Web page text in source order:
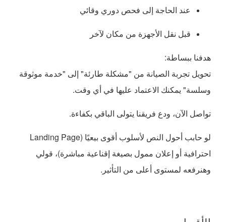
عند الحاجة إلى فحص دوري وقائي
قبل نقل الأجهزة من مكان لآخر
هدفنا ببساطة:
تحويل تجربة الصيانة من "مشكلة طارئة" إلى "خدمة موثوقة
وسلسة" يمكنك الاعتماد عليها في أي وقت.
تواصل الآن، ودع فريقنا يتولى الباقي بكفاءة.
لو حابب أحول النص لأسلوب أقوى بيعيًا (Landing Page
احترافية أو إعلان ممول بصيغة إقناعية مباشرة)، قولي
وهنرفعه لمستوى أعلى من التأثير.